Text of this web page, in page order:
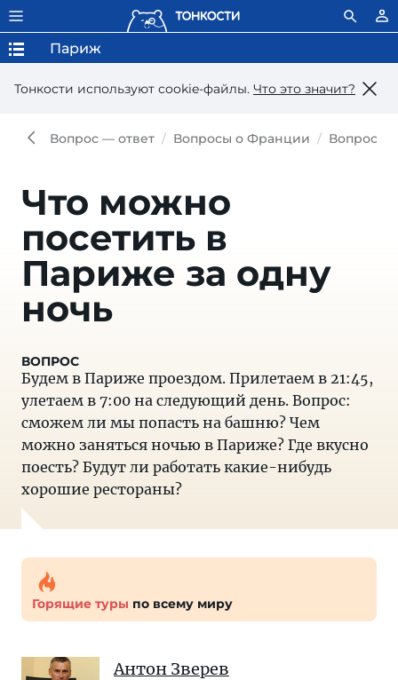
Тонкости используют сookie-файлы. Что это значит?
Париж
Вопрос — ответ Вопросы о Франции Вопросы
Что можно
посетить в
Париже за одну
ночь
Будем в Париже проездом. Прилетаем в 21:45,
улетаем в 7:00 на следующий день. Вопрос:
сможем ли мы попасть на башню? Чем
можно заняться ночью в Париже? Где вкусно
поесть? Будут ли работать какие-нибудь
хорошие рестораны?
Горящие туры по всему миру
Антон Зверев